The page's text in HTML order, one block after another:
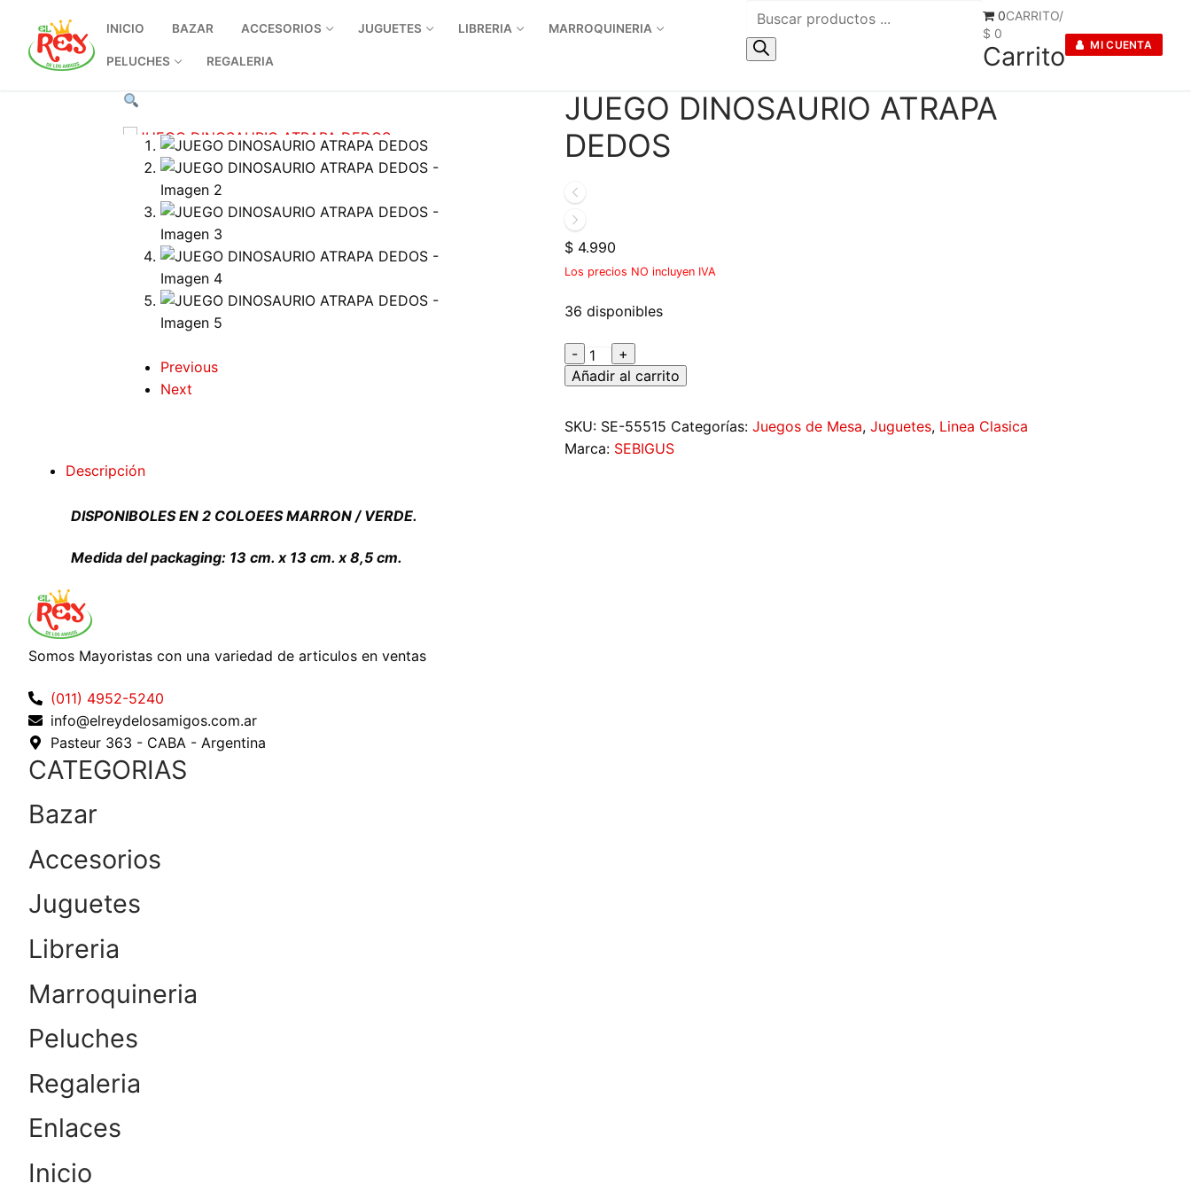
contenido
INICIO BAZAR ACCESORIOS JUGUETES LIBRERIA MARROQUINERIA
PELUCHES REGALERIA
Búsqueda
productos
0CARRITO/
$ 0
Carrito MI CUENTA
Previous
Next
JUEGO DINOSAURIO ATRAPA
DEDOS
$ 4.990
Los precios NO incluyen IVA
36 disponibles
JUEGO
DINOSAURIO
DEDOS
cantidad
-
+
Añadir al carrito
SKU: SE-55515 Categorías: Juegos de Mesa, Juguetes, Linea Clasica
Marca: SEBIGUS
Descripción
DISPONIBOLES EN 2 COLOEES MARRON / VERDE.
Medida del packaging: 13 cm. x 13 cm. x 8,5 cm.
Somos Mayoristas con una variedad de articulos en ventas
(011) 4952-5240
info@elreydelosamigos.com.ar
Pasteur 363 - CABA - Argentina
CATEGORIAS
Bazar
Accesorios
Juguetes
Libreria
Marroquineria
Peluches
Regaleria
Enlaces
Inicio